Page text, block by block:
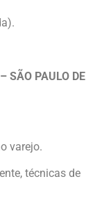
SÃO PAULO DE
varejo.
técnicas de